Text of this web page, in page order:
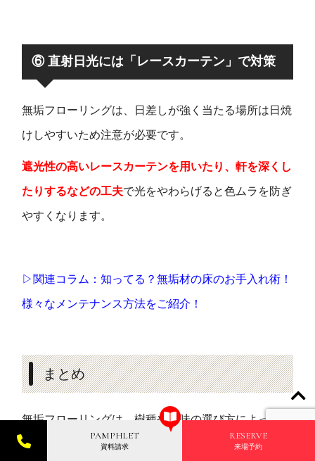
⑥ 直射日光には「レースカーテン」で対策
無垢フローリングは、日差しが強く当たる場所は日焼
けしやすいため注意が必要です。
遮光性の高いレースカーテンを用いたり、軒を深くし
たりするなどの工夫で光をやわらげると色ムラを防ぎ
やすくなります。
▷関連コラム：知ってる？無垢材の床のお手入れ術！
様々なメンテナンス方法をご紹介！
まとめ
無垢フローリングは、樹種や色味の選び方によって住
まいの印象を大きく変えてくれます。
PAMPHLET
資料請求
RESERVE
来場予約